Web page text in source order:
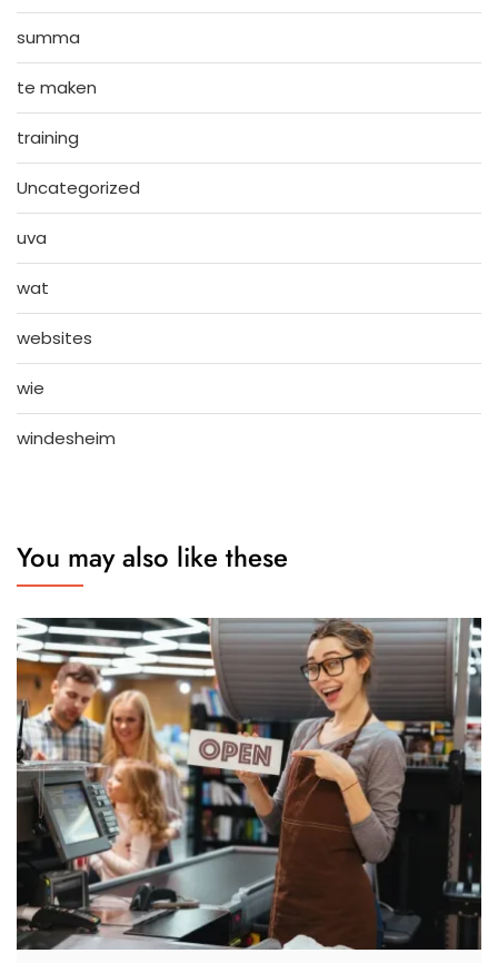
summa
te maken
training
Uncategorized
uva
wat
websites
wie
windesheim
You may also like these